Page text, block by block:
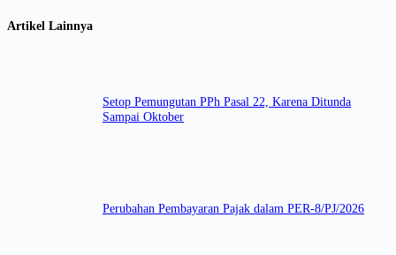
Artikel Lainnya
Setop Pemungutan PPh Pasal 22, Karena Ditunda
Sampai Oktober
Perubahan Pembayaran Pajak dalam PER-8/PJ/2026